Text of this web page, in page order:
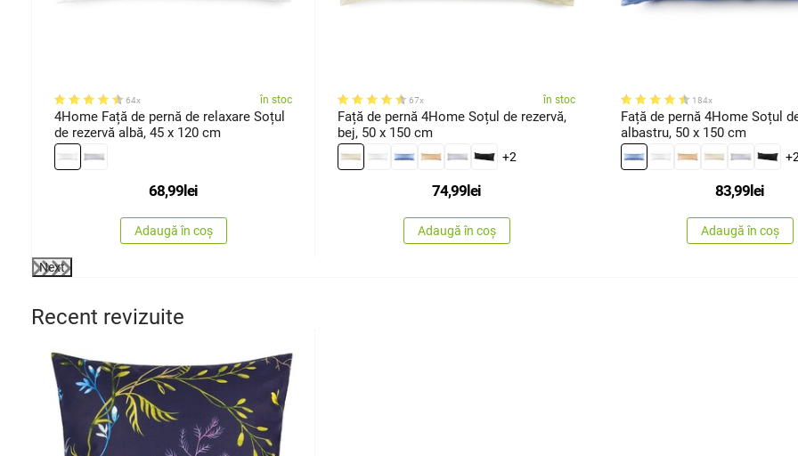
64x în stoc
4Home Față de pernă de relaxare Soțul
de rezervă albă, 45 x 120 cm
68,99lei
Adaugă în coș
67x în stoc
Față de pernă 4Home Soțul de rezervă,
bej, 50 x 150 cm
+2
74,99lei
Adaugă în coș
184x
Față de pernă 4Home Soțul
albastru, 50 x 150 cm
83,99lei
Adaugă în coș
Next
Recent revizuite